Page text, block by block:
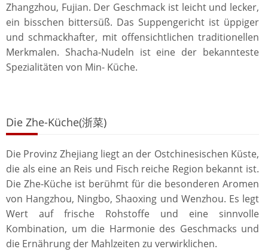
Zhangzhou, Fujian. Der Geschmack ist leicht und lecker,
ein bisschen bittersüß. Das Suppengericht ist üppiger
und schmackhafter, mit offensichtlichen traditionellen
Merkmalen. Shacha-Nudeln ist eine der bekannteste
Spezialitäten von Min- Küche.
Die Zhe-Küche(浙菜)
Die Provinz Zhejiang liegt an der Ostchinesischen Küste,
die als eine an Reis und Fisch reiche Region bekannt ist.
Die Zhe-Küche ist berühmt für die besonderen Aromen
von Hangzhou, Ningbo, Shaoxing und Wenzhou. Es legt
Wert auf frische Rohstoffe und eine sinnvolle
Kombination, um die Harmonie des Geschmacks und
die Ernährung der Mahlzeiten zu verwirklichen.